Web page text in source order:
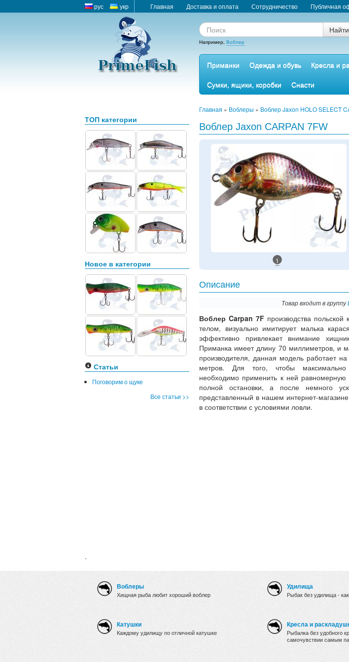
рус укр Главная Доставка и оплата Сотрудничество Публичная
Найти
Например, Воблер
Приманки Одежда и обувь Кресла и
Сумки, ящики, коробки
Снасти
ТОП категории
Новое в категории
Статьи
Поговорим о щуке
Все статьи >>
.
Главная » Воблеры » Воблер Jaxon HOLO SELECT
Воблер Jaxon CARPAN 7FW
1
Описание
Товар входит в группу
Воблер Carpan 7F производства польской
телом, визуально имитирует малька
эффективно привлекает внимание
Приманка имеет длину 70 миллиметров, и
производителя, данная модель работает
метров. Для того, чтобы
необходимо применить к ней
полной остановки, а после немного
представленный в нашем интернет-
в соответствии с условиями ловли.
Воблеры
Хищная рыба любит хороший воблер
Катушки
Каждому удилищу по отличной катушке
Удилища
Рыбак без удилища -
Кресла и
Рыбалка без удобного
самочувствии самым